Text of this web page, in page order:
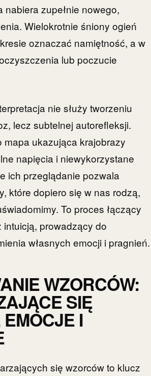
zupełnie nowego,
Wielokrotnie śniony ogień
oznaczać namiętność, a w
lub poczucie
nie służy tworzeniu
lecz subtelnej autorefleksji.
mapa ukazująca krajobrazy
napięcia i niewykorzystane
ich przeglądanie pozwala
które dopiero się w nas rodzą,
To proces łączący
prowadzący do
własnych emocji i pragnień.
WZORCÓW:
SIĘ
I
się wzorców to klucz